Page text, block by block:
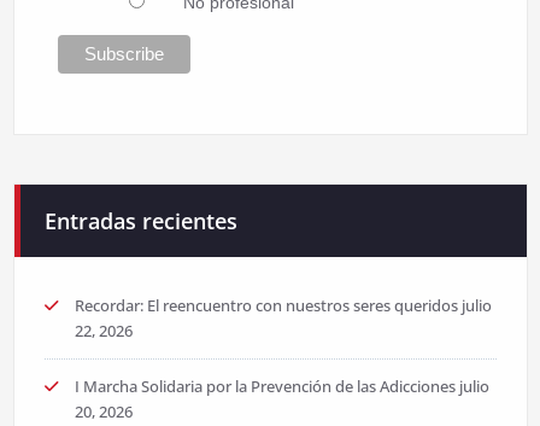
Entradas recientes
Recordar: El reencuentro con nuestros seres queridos julio
22, 2026
I Marcha Solidaria por la Prevención de las Adicciones julio
20, 2026